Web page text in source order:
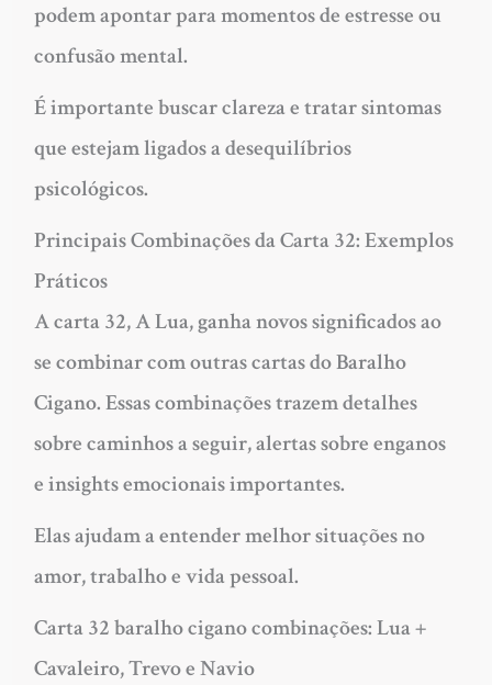
podem apontar para momentos de estresse ou
confusão mental.
É importante buscar clareza e tratar sintomas
que estejam ligados a desequilíbrios
psicológicos.
Principais Combinações da Carta 32: Exemplos
Práticos
A carta 32, A Lua, ganha novos significados ao
se combinar com outras cartas do Baralho
Cigano. Essas combinações trazem detalhes
sobre caminhos a seguir, alertas sobre enganos
e insights emocionais importantes.
Elas ajudam a entender melhor situações no
amor, trabalho e vida pessoal.
Carta 32 baralho cigano combinações: Lua +
Cavaleiro, Trevo e Navio